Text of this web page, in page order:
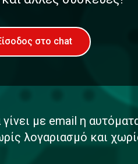
στο chat
με email η
λογαριασμό και